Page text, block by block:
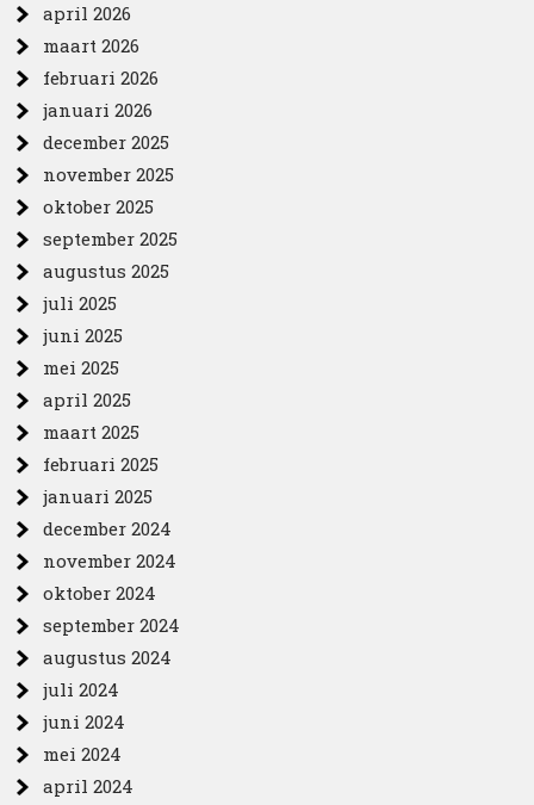
april 2026
maart 2026
februari 2026
januari 2026
december 2025
november 2025
oktober 2025
september 2025
augustus 2025
juli 2025
juni 2025
mei 2025
april 2025
maart 2025
februari 2025
januari 2025
december 2024
november 2024
oktober 2024
september 2024
augustus 2024
juli 2024
juni 2024
mei 2024
april 2024